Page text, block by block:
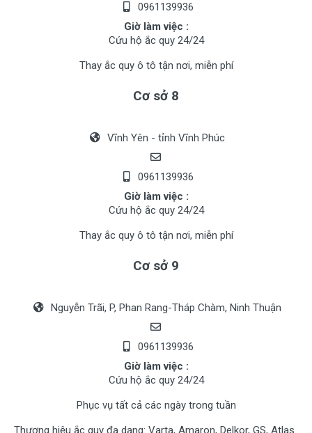
0961139936
Giờ làm việc :
Cứu hộ ắc quy 24/24
Thay ắc quy ô tô tận nơi, miễn phí
Cơ sở 8
Vĩnh Yên - tỉnh Vĩnh Phúc
0961139936
Giờ làm việc :
Cứu hộ ắc quy 24/24
Thay ắc quy ô tô tận nơi, miễn phí
Cơ sở 9
Nguyễn Trãi, P, Phan Rang-Tháp Chàm, Ninh Thuận
0961139936
Giờ làm việc :
Cứu hộ ắc quy 24/24
Phục vụ tất cả các ngày trong tuần
Thương hiệu ắc quy đa dạng: Varta, Amaron, Delkor, GS, Atlas..